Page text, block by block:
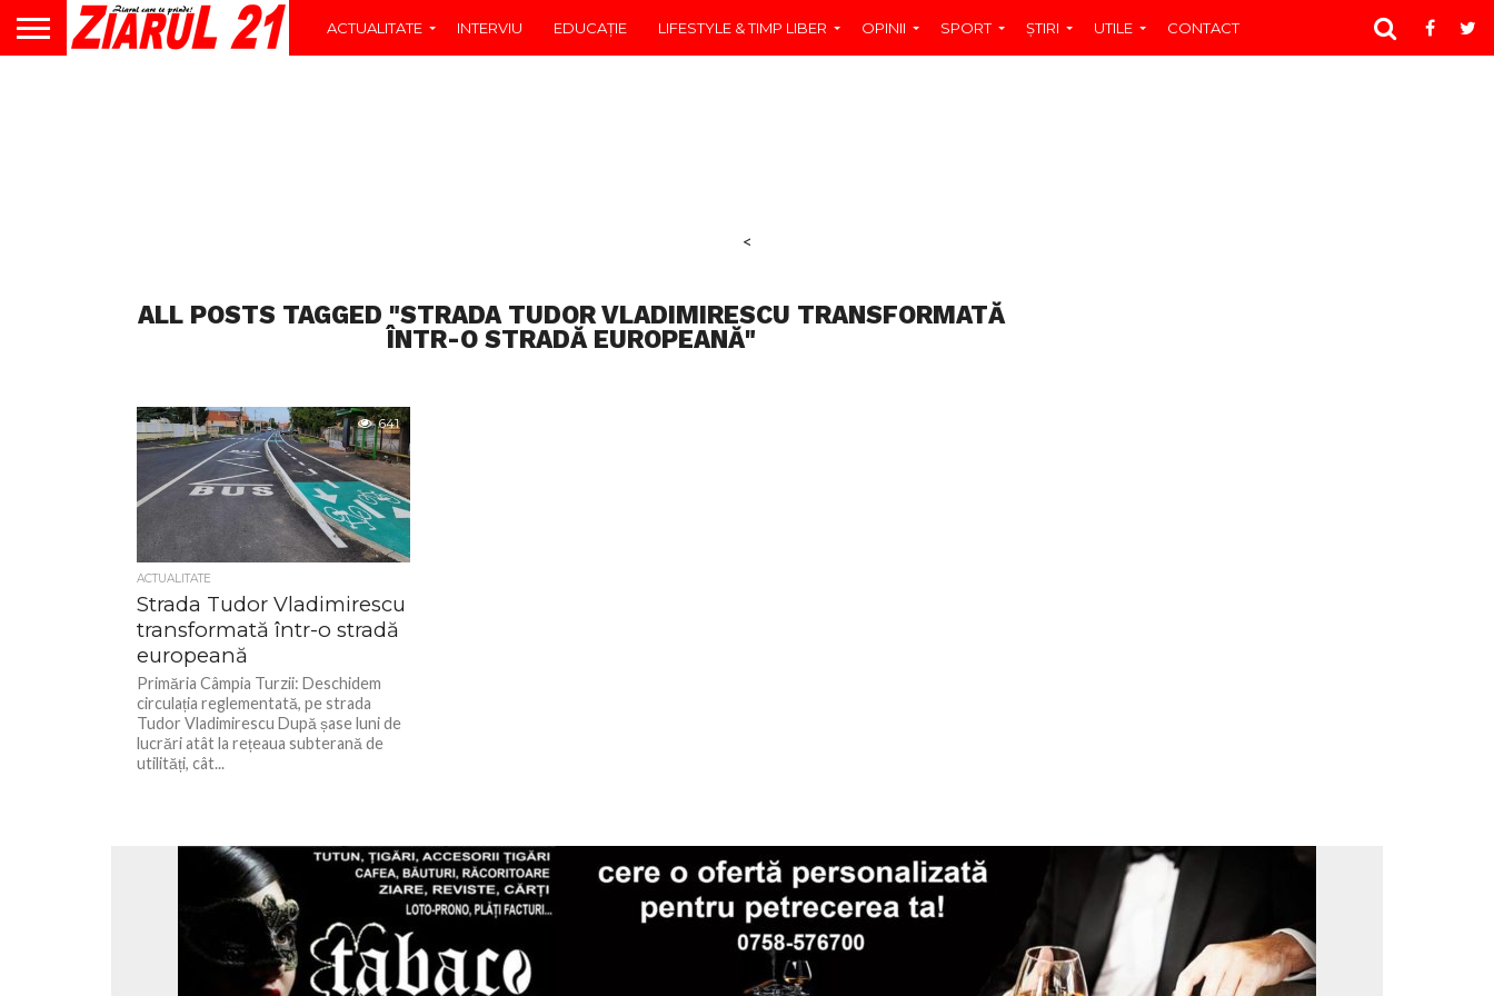
ACTUALITATE INTERVIU EDUCAŢIE LIFESTYLE & TIMP LIBER OPINII SPORT ŞTIRI UTILE CONTACT
<
ALL POSTS TAGGED "STRADA TUDOR VLADIMIRESCU TRANSFORMATĂ
ÎNTR-O STRADĂ EUROPEANĂ"
641
ACTUALITATE
Strada Tudor Vladimirescu
transformată într-o stradă
europeană
Primăria Câmpia Turzii: Deschidem
circulația reglementată, pe strada
Tudor Vladimirescu După șase luni de
lucrări atât la rețeaua subterană de
utilități, cât...